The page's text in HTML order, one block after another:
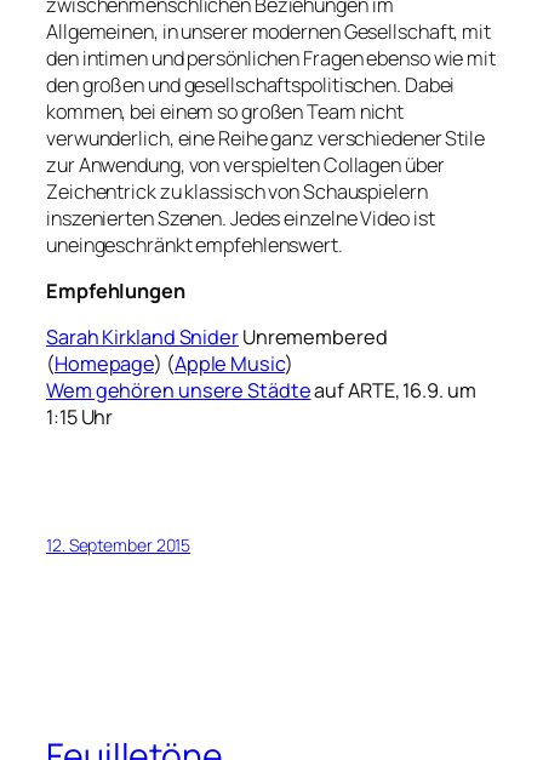
Allgemeinen, in unserer modernen Gesellschaft, mit
den intimen und persönlichen Fragen ebenso wie mit
den großen und gesellschaftspolitischen. Dabei
kommen, bei einem so großen Team nicht
verwunderlich, eine Reihe ganz verschiedener Stile
zur Anwendung, von verspielten Collagen über
Zeichentrick zu klassisch von Schauspielern
inszenierten Szenen. Jedes einzelne Video ist
uneingeschränkt empfehlenswert.
Empfehlungen
Sarah Kirkland SniderUnremembered
(Homepage) (Apple Music)
Wem gehören unsere Städteauf ARTE, 16.9. um
1:15 Uhr
12. September 2015